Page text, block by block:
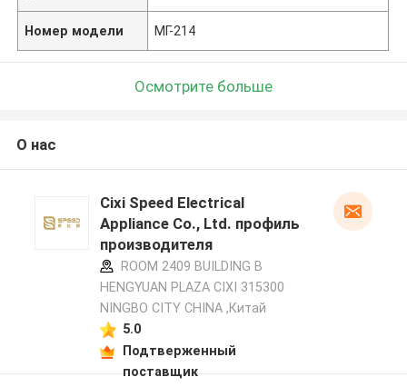
Номер модели МГ-214
Осмотрите больше
О нас
Cixi Speed Electrical
Appliance Co., Ltd. профиль
производителя
ROOM 2409 BUILDING B
HENGYUAN PLAZA CIXI 315300
NINGBO CITY CHINA ,Китай
5.0
Подтверженный
поставщик